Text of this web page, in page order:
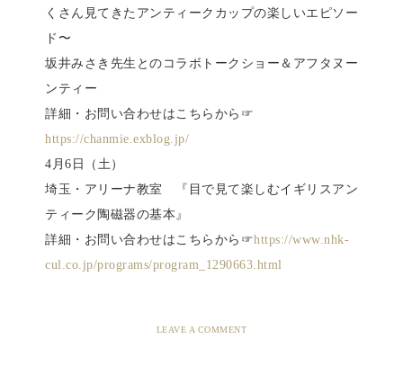
くさん見てきたアンティークカップの楽しいエピソー
ド〜
坂井みさき先生とのコラボトークショー＆アフタヌー
ンティー
詳細・お問い合わせはこちらから☞
https://chanmie.exblog.jp/
4月6日（土）
埼玉・アリーナ教室 『目で見て楽しむイギリスアン
ティーク陶磁器の基本』
詳細・お問い合わせはこちらから☞https://www.nhk-
cul.co.jp/programs/program_1290663.html
LEAVE A COMMENT